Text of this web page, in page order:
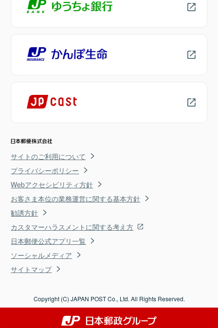
サイトのご利用について
プライバシーポリシー
Webアクセシビリティ方針
お客さま本位の業務運営に関する基本方針
勧誘方針
カスタマーハラスメントに関する考え方
日本郵便公式アプリ一覧
ソーシャルメディア
サイトマップ
Copyright (C) JAPAN POST Co., Ltd. All Rights Reserved.